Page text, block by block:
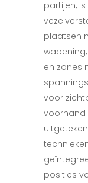
partijen,
plaatsen
en zones
voor
voorhand
posities